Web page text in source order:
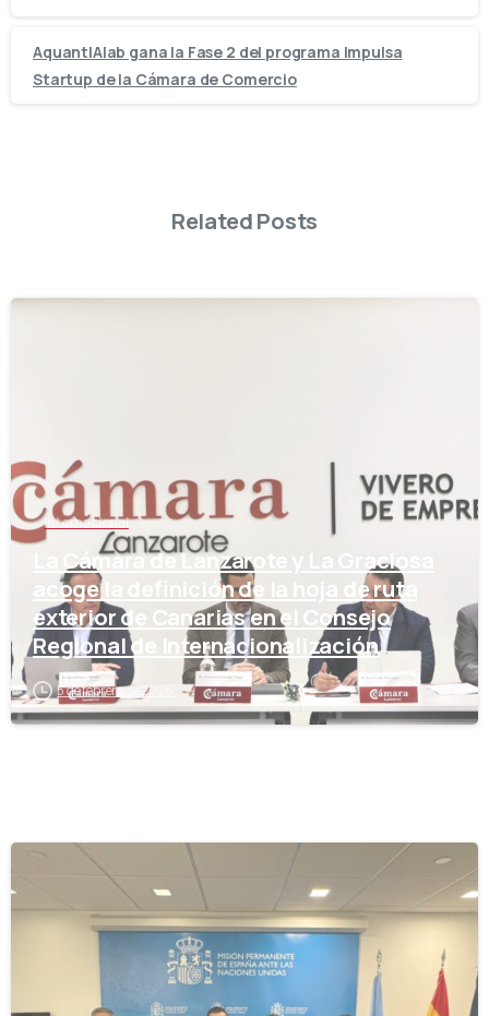
AquantIAlab gana la Fase 2 del programa Impulsa
Startup de la Cámara de Comercio
Related Posts
Internacional
La Cámara de Lanzarote y La Graciosa
acoge la definición de la hoja de ruta
exterior de Canarias en el Consejo
Regional de Internacionalización
5 de febrero de 2026
-